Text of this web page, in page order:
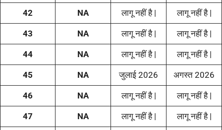
42 NA लागू नहीं है | लागू नहीं है |
43 NA लागू नहीं है | लागू नहीं है |
44 NA लागू नहीं है | लागू नहीं है |
45 NA जुलाई 2026 अगस्त 2026
46 NA लागू नहीं है | लागू नहीं है |
47 NA लागू नहीं है | लागू नहीं है |